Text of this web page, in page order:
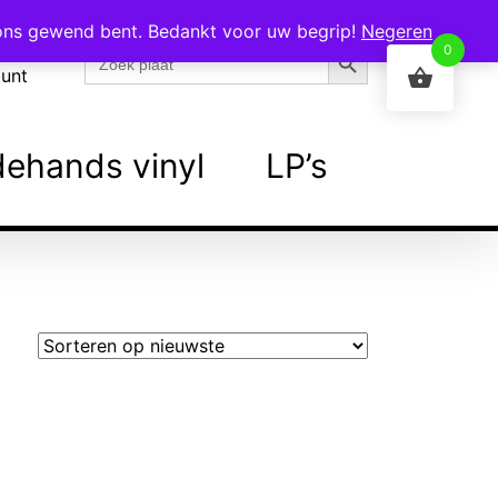
naar:
Zoekknop
vinyl LP’s
gewend bent. Bedankt voor uw begrip! Negeren
0